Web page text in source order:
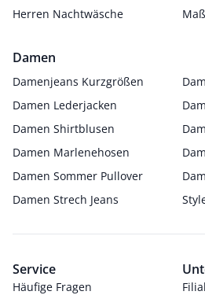
Herren Nachtwäsche
Damen
Damenjeans Kurzgrößen
Damen Lederjacken
Damen Shirtblusen
Damen Marlenehosen
Damen Sommer Pullover
Damen Strech Jeans
Service
Häufige Fragen